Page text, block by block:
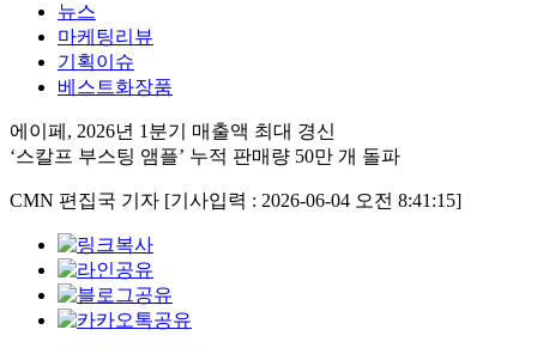
뉴스
마케팅리뷰
기획이슈
베스트화장품
에이페, 2026년 1분기 매출액 최대 경신
‘스칼프 부스팅 앰플’ 누적 판매량 50만 개 돌파
CMN 편집국 기자 [기사입력 : 2026-06-04 오전 8:41:15]